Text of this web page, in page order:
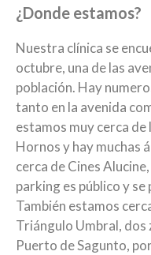
¿Donde estamos?
Nuestra clínica se
octubre, una de las
población. Hay
tanto en la avenida
estamos muy cerca
Hornos y hay muchas
cerca de Cines
parking es público y
También estamos
Triángulo Umbral, dos
Puerto de Sagunto,